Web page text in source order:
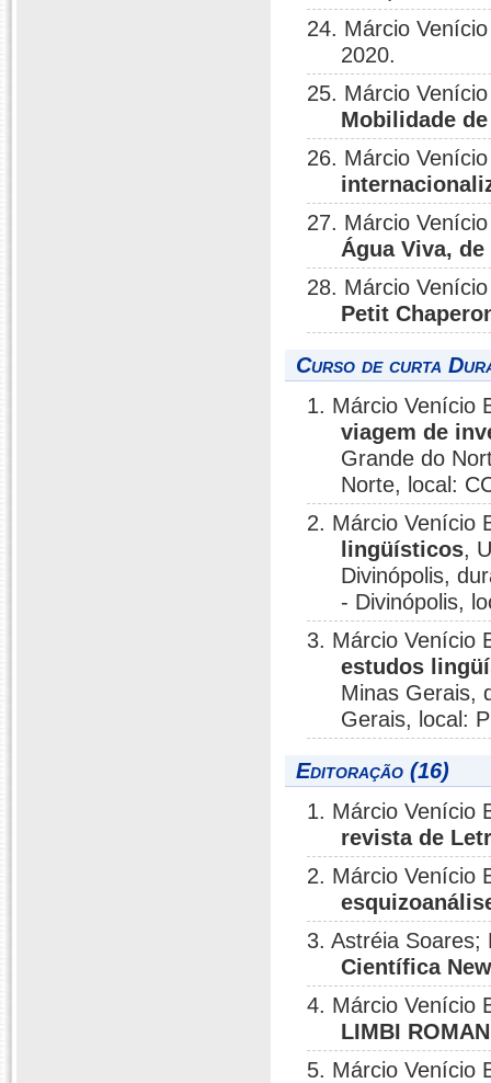
24. Márcio
2020.
25. Márcio
Mobilidade
26. Márcio
27. Márcio
Água Viva,
28. Márcio
Petit
Curso de curta
1. Márcio Venício
viagem de
Grande do
Norte, local:
2. Márcio Venício
lingüísticos,
Divinópolis,
- Divinópolis,
3. Márcio Venício
estudos
Minas Gerais,
Gerais, local:
Editoração (16)
1. Márcio Venício
revista de
2. Márcio Venício
3. Astréia
Científica
4. Márcio Venício
LIMBI
5. Márcio Venício